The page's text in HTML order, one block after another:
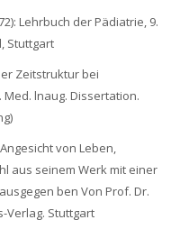
Lehrbuch der Pädiatrie, 9.
Stuttgart
Zeitstruktur bei
lnaug. Dissertation.
Angesicht von Leben,
aus seinem Werk mit einer
ben Von Prof. Dr.
Verlag. Stuttgart